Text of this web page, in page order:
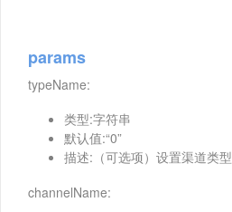
params
typeName:
类型:字符串
默认值:“0”
描述:（可选项）设置渠道类型
channelName: